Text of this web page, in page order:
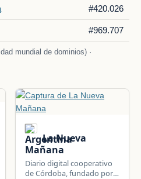
#420.026
#969.707
mundial de dominios) ·
La Nueva
Mañana
Diario digital cooperativo
de Córdoba, fundado por